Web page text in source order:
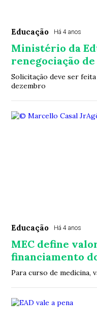
Educação Há 4 anos
Ministério da
renegociação
Solicitação deve ser
dezembro
Educação Há 4 anos
MEC define
financiamento
Para curso de medicina,